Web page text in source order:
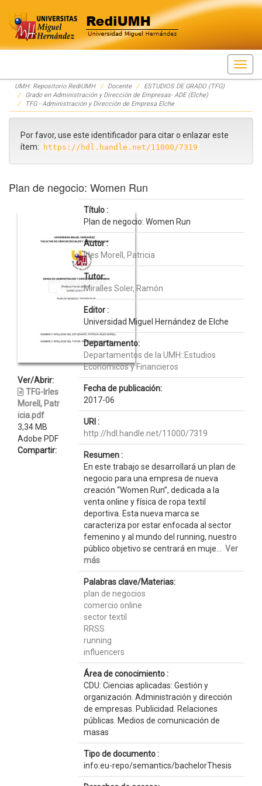
Skip
navigation
UMH: Repositorio RediUMH Docente
ESTUDIOS DE GRADO (TFG)
Grado en Administración y Dirección de Empresas- ADE (Elche)
TFG - Administración y Dirección de Empresa Elche
Por favor, use este identificador para citar o enlazar este
ítem:
https://hdl.handle.net/11000/7319
Plan de negocio: Women Run
Ver/Abrir:
TFG-Irles
Morell, Patr
icia.pdf
3,34 MB
Adobe PDF
Compartir:
Título :
Plan de negocio: Women Run
Autor :
Irles Morell, Patricia
Tutor:
Miralles Soler, Ramón
Editor :
Universidad Miguel Hernández de Elche
Departamento:
Departamentos de la UMH::Estudios
Económicos y Financieros
Fecha de publicación:
2017-06
URI :
http://hdl.handle.net/11000/7319
Resumen :
En este trabajo se desarrollará un plan de
negocio para una empresa de nueva
creación “Women Run”, dedicada a la
venta online y física de ropa textil
deportiva. Esta nueva marca se
caracteriza por estar enfocada al sector
femenino y al mundo del running, nuestro
público objetivo se centrará en muje... Ver
más
Palabras clave/Materias:
plan de negocios
comercio online
sector textil
RRSS
running
influencers
Área de conocimiento :
CDU: Ciencias aplicadas: Gestión y
organización. Administración y dirección
de empresas. Publicidad. Relaciones
públicas. Medios de comunicación de
masas
Tipo de documento :
info:eu-repo/semantics/bachelorThesis